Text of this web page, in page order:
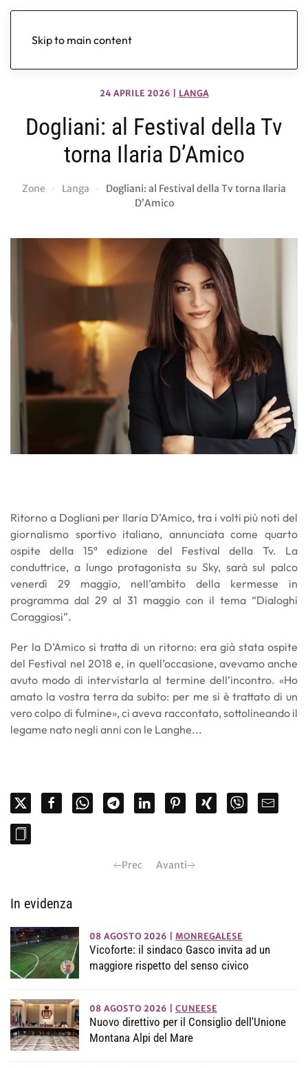
Skip to main content
24 APRILE 2026 LANGA
Dogliani: al Festival della Tv
torna Ilaria D’Amico
Zone Langa
Dogliani: al Festival della Tv torna Ilaria
D’Amico
Ritorno a Dogliani per Ilaria D’Amico, tra i volti più noti del
giornalismo sportivo italiano, annunciata come quarto
ospite della 15ª edizione del Festival della Tv. La
conduttrice, a lungo protagonista su Sky, sarà sul palco
venerdì 29 maggio, nell’ambito della kermesse in
programma dal 29 al 31 maggio con il tema “Dialoghi
Coraggiosi”.
Per la D’Amico si tratta di un ritorno: era già stata ospite
del Festival nel 2018 e, in quell’occasione, avevamo anche
avuto modo di intervistarla al termine dell’incontro. «Ho
amato la vostra terra da subito: per me si è trattato di un
vero colpo di fulmine», ci aveva raccontato, sottolineando il
legame nato negli anni con le Langhe...
Prec Avanti
In evidenza
08 AGOSTO 2026 MONREGALESE
Vicoforte: il sindaco Gasco invita ad un
maggiore rispetto del senso civico
08 AGOSTO 2026 CUNEESE
Nuovo direttivo per il Consiglio dell'Unione
Montana Alpi del Mare